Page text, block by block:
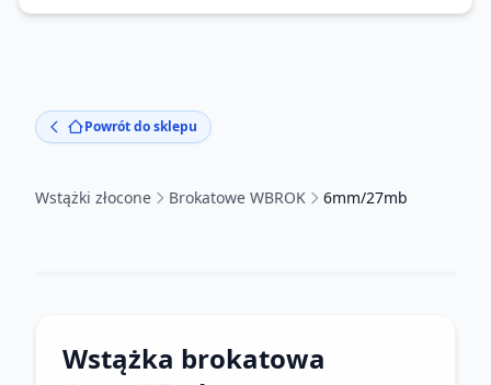
Powrót do sklepu
Wstążki złocone Brokatowe WBROK 6mm/27mb
Wstążka brokatowa